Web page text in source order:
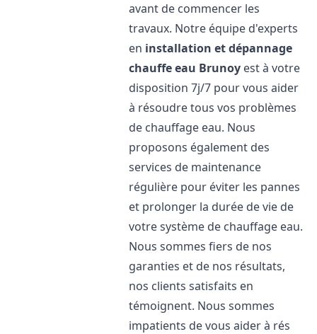
avant de commencer les
travaux. Notre équipe d'experts
en installation et dépannage
chauffe eau Brunoy est à votre
disposition 7j/7 pour vous aider
à résoudre tous vos problèmes
de chauffage eau. Nous
proposons également des
services de maintenance
régulière pour éviter les pannes
et prolonger la durée de vie de
votre système de chauffage eau.
Nous sommes fiers de nos
garanties et de nos résultats,
nos clients satisfaits en
témoignent. Nous sommes
impatients de vous aider à rés